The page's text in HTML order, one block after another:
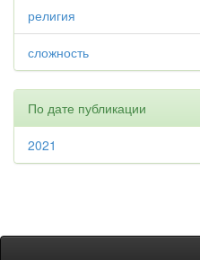
религия
сложность
По дате публикации
2021